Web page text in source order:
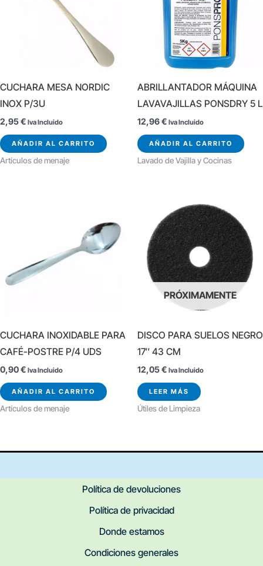
CUCHARA MESA NORDIC
INOX P/3U
2,95€ Iva Incluido
AÑADIR AL CARRITO
Artículos de menaje
ABRILLANTADOR MÁQUINA
LAVAVAJILLAS PONSDRY 5 L
12,96€ Iva Incluido
AÑADIR AL CARRITO
Lavado de Vajilla y Cocinas
CUCHARA INOXIDABLE PARA
CAFÉ-POSTRE P/4 UDS
0,90€ Iva Incluido
AÑADIR AL CARRITO
Artículos de menaje
PRÓXIMAMENTE
DISCO PARA SUELOS NEGRO
17″ 43 CM
12,05€ Iva Incluido
LEER MÁS
Útiles de Limpieza
Política de devoluciones
Política de privacidad
Donde estamos
Condiciones generales